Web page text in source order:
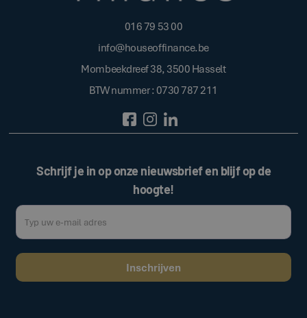
016 79 53 00
info@houseoffinance.be
Mombeekdreef 38, 3500 Hasselt
BTW nummer : 0730 787 211
Schrijf je in op onze nieuwsbrief en blijf op de
hoogte!